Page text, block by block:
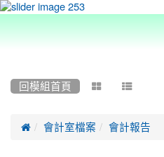
回模組首頁  
 會計室檔案 會計報告